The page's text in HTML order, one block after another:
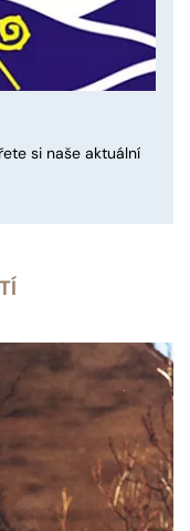
si naše aktuální